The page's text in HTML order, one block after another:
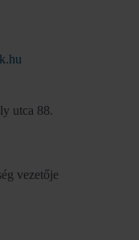
utca 88.
vezetője